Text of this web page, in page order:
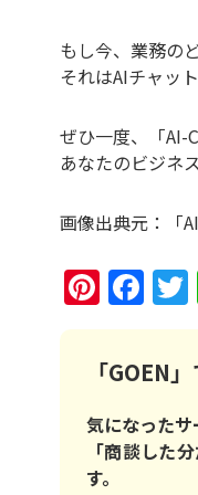
もし今、業務の
それはAIチャッ
ぜひ一度、「AI-
あなたのビジネ
画像出典元：「
「GOEN
気になったサ
「商談した
す。